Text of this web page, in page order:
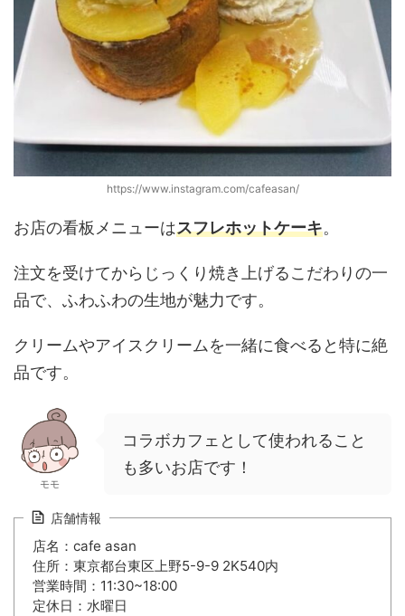
https://www.instagram.com/cafeasan/
お店の看板メニューはスフレホットケーキ。
注文を受けてからじっくり焼き上げるこだわりの一
品で、ふわふわの生地が魅力です。
クリームやアイスクリームを一緒に食べると特に絶
品です。
モモ
コラボカフェとして使われること
も多いお店です！
店舗情報
店名：cafe asan
住所：東京都台東区上野5-9-9 2K540内
営業時間：11:30~18:00
定休日：水曜日